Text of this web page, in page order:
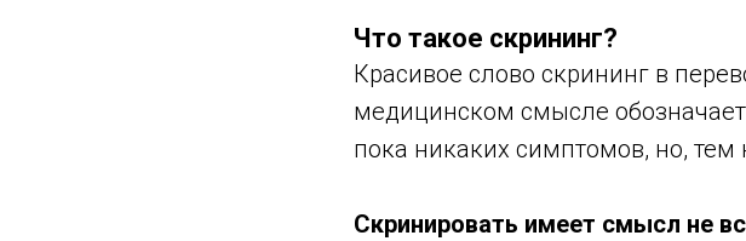
Что такое скрининг?
Красивое слово скрининг в
медицинском смысле
пока никаких симптомов, но,
Скринировать имеет смысл не